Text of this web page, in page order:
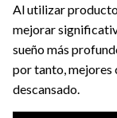
Al utilizar
mejorar
sueño más
por tanto, mejores
descansado.